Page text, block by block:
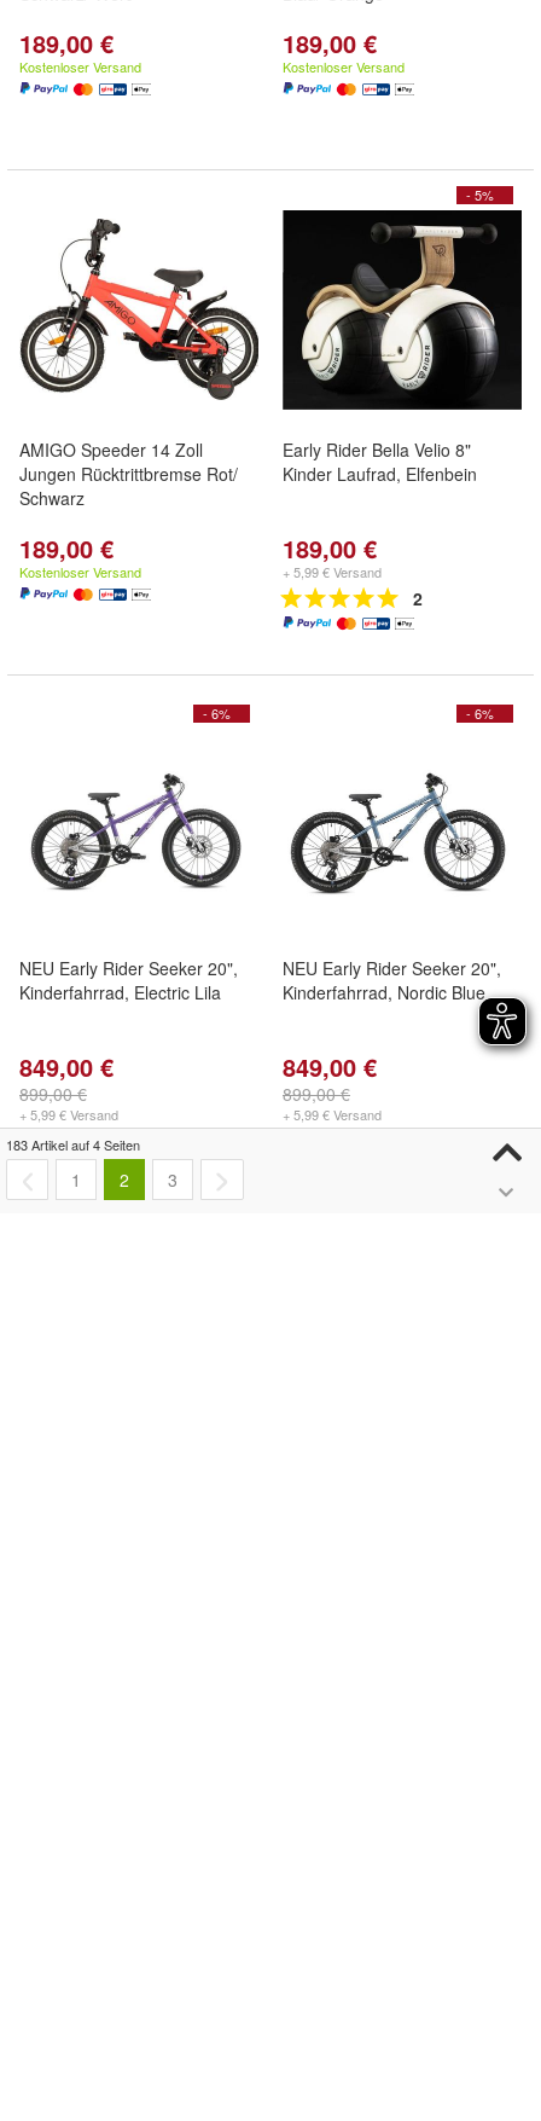
189,00 €
Kostenloser Versand
189,00 €
Kostenloser Versand
AMIGO Speeder 14 Zoll
Jungen Rücktrittbremse Rot/
Schwarz
189,00 €
Kostenloser Versand
- 5%
Early Rider Bella Velio 8"
Kinder Laufrad, Elfenbein
189,00 €
+ 5,99 € Versand
2
- 6%
NEU Early Rider Seeker 20",
Kinderfahrrad, Electric Lila
849,00 €
899,00 €
+ 5,99 € Versand
- 6%
NEU Early Rider Seeker 20",
Kinderfahrrad, Nordic Blue
849,00 €
899,00 €
+ 5,99 € Versand
183 Artikel auf 4 Seiten
1 2 3